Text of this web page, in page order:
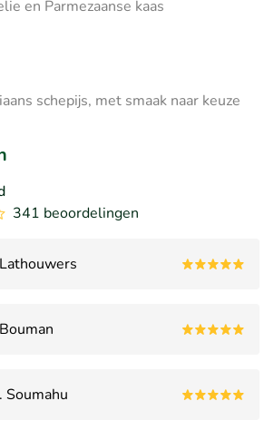
en Parmezaanse kaas
schepijs, met smaak naar keuze
341 beoordelingen
Soumahu